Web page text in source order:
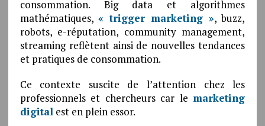
consommation. Big data et algorithmes
mathématiques,« trigger marketing », buzz,
robots, e-réputation, community management,
streaming reflètent ainsi de nouvelles tendances
et pratiques de consommation.
Ce contexte suscite de l’attention chez les
professionnels et chercheurs car le marketing
digital est en plein essor.